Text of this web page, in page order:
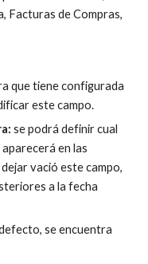
Facturas de Compras,
que tiene configurada
este campo.
se podrá definir cual
en las
a la fecha
se encuentra